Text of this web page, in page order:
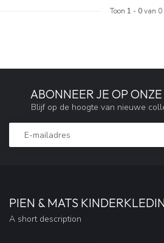
Toon 1 - 0van 0
ABONNEER JE OP
Blijf op de hoogte van nieuwe
PIEN & MATS
A short description